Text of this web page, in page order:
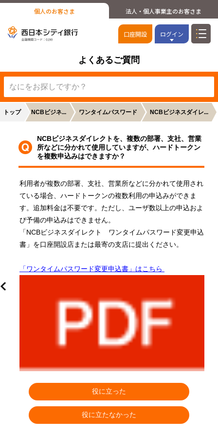
個人のお客さま 法人・個人事業主のお客さま
口座開設 ログイン
よくあるご質問
トップ
【全般】NCBビジネ... ワンタイムパスワード NCBビジネスダイレ...
NCBビジネスダイレクトを、複数の部署、支社、営業
所などに分かれて使用していますが、ハードトークン
を複数申込みはできますか？
利用者が複数の部署、支社、営業所などに分かれて使用され
ている場合、ハードトークンの複数利用の申込みができま
す。追加料金は不要です。ただし、ユーザ数以上の申込およ
び予備の申込みはできません。
「NCBビジネスダイレクト　ワンタイムパスワード変更申込
書」を口座開設店または最寄の支店に提出ください。
「ワンタイムパスワード変更申込書」はこちら
役に立った
役に立たなかった